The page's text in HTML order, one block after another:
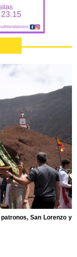
San Lorenzo y